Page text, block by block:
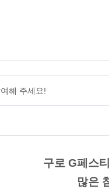
해 주세요!
구로 G페스
많은